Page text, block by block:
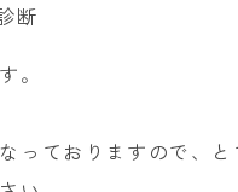
断
。
っておりますので、